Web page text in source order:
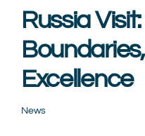
Russia
Excellence
News